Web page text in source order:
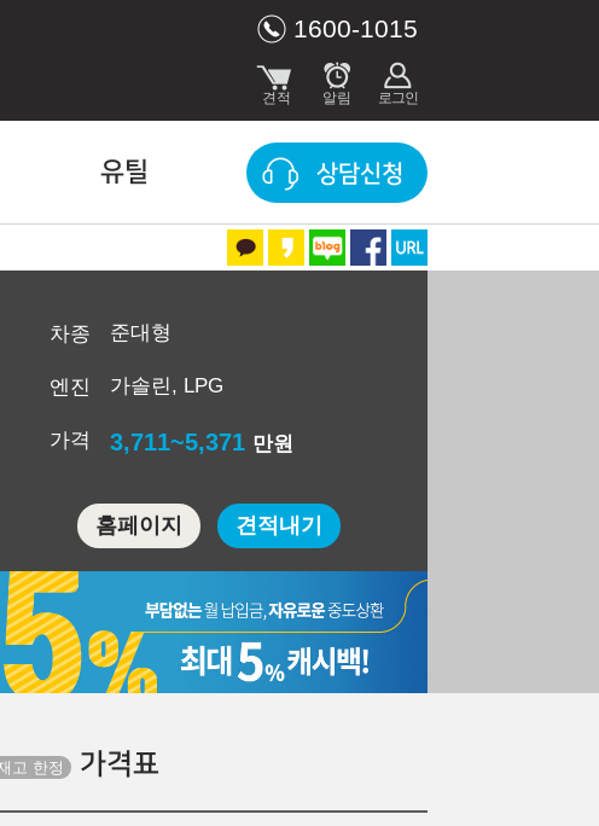
1600-1015
유틸 상담신청
차종 준대형
엔진 가솔린, LPG
가격 3,711~5,371 만원
홈페이지 견적내기
가격표